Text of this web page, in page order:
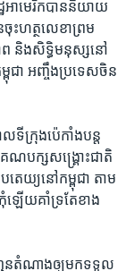
អាមេរិក​បាន​និយាយ​
ះ​ហត្ថលេខា​ព្រម
ាព និង​សិទ្ធិ​មនុស្ស​នៅ​
ជា អញ្ចឹង​ប្រទេស​ចិន​
ល​ទីក្រុង​ប៉េកាំង​បន្ត​
ណបក្ស​សង្គ្រោះ​ជាតិ​
តេយ្យ​នៅ​កម្ពុជា តាម​
ឡើយ​គាំទ្រ​តែ​ខាង​
ញ្ជូន​តំណាង​ឲ្យ​មក​ទទួល​